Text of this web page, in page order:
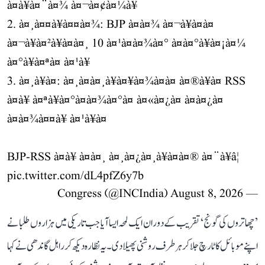
à¤à¥à¤¨à¤¾ à¤¬à¤¢à¤¼à¥
2. à¤¸à¤¤à¥à¤¤à¤¾: BJP à¤à¤¾ à¤¬à¥à¤à¤
à¤¬à¥à¤²à¥à¤à¤¸ 10 à¤¹à¤à¤¾à¤° à¤à¤°à¥à¤¡à¤¼
à¤°à¥à¤ªà¤ à¤¹à¥
3. à¤¸à¥à¤: à¤¸à¤à¤¸à¥à¤¥à¤¾à¤à¤ à¤®à¥à¤ RSS
à¤à¥ à¤ªà¥à¤°à¤à¤¾à¤°à¤ à¤«à¤¿à¤ à¤à¤¿à¤
à¤à¤¾à¤¤à¥ à¤¹à¥à¤
BJP-RSS à¤à¥ à¤à¤¸ à¤¸à¤¿à¤¸à¥à¤à¤® à¤¨à¥â¦
pic.twitter.com/dL4pfZ6y7b
— Congress (@INCIndia)
August 8, 2026
’چھاتروں کی گونج‘ تقریب کے دوران ایک لمحہ ایسا آیا جب تاریکی میں ہزاروں طلبا نے
اپنے موبائل کا ٹارچ جلا کر ہر طرف روشنی پھیلا دی۔ یہ نظارہ دیکھ کر راہل گاندھی نے کہا